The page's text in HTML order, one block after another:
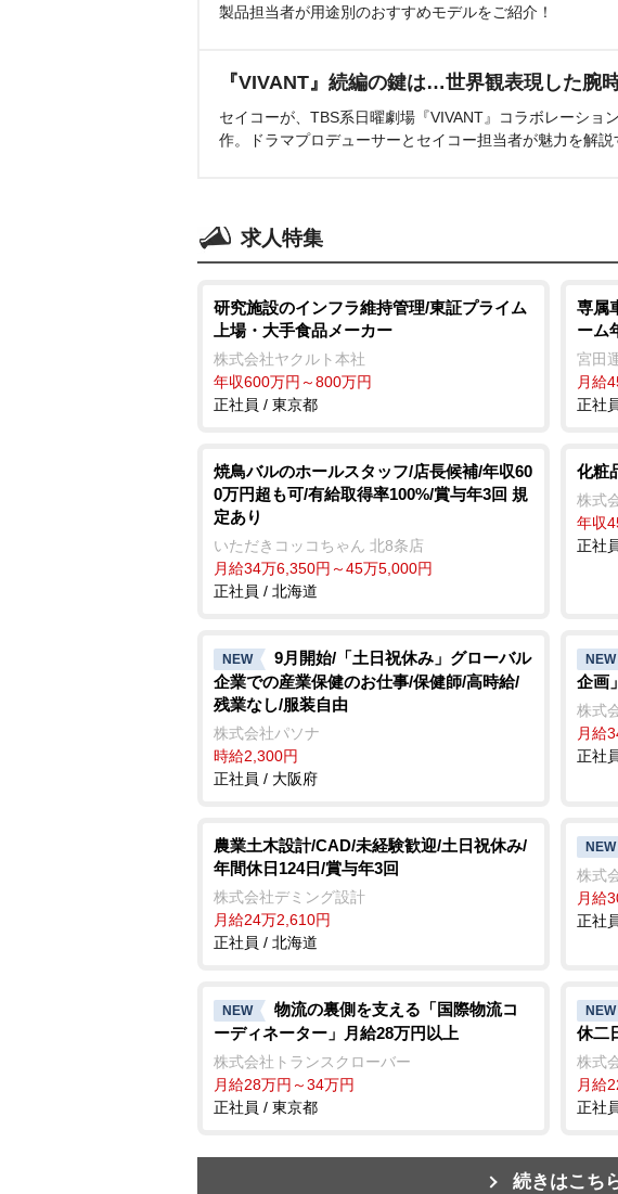
製品担当者が用途別のおすすめモデルをご紹介！
『VIVANT』続編の鍵は…世界観表現した腕
セイコーが、TBS系日曜劇場『VIVANT』コラボレーショ
作。ドラマプロデューサーとセイコー担当者が魅力を解説
求人特集
研究施設のインフラ維持管理/東証プライム
上場・大手食品メーカー
株式会社ヤクルト本社
年収600万円～800万円
正社員 / 東京都
専属
ーム
宮田
月給
正社
焼鳥バルのホールスタッフ/店長候補/年収60
0万円超も可/有給取得率100%/賞与年3回 規
定あり
いただきコッコちゃん 北8条店
月給34万6,350円～45万5,000円
正社員 / 北海道
化粧
株式
年収
正社
NEW
9月開始/「土日祝休み」グローバル
企業での産業保健のお仕事/保健師/高時給/
残業なし/服装自由
株式会社パソナ
時給2,300円
正社員 / 大阪府
NEW
企画」
株式
月給
正社
農業土木設計/CAD/未経験歓迎/土日祝休み/
年間休日124日/賞与年3回
株式会社デミング設計
月給24万2,610円
正社員 / 北海道
NEW
株式
月給
正社
NEW
物流の裏側を支える「国際物流コ
ーディネーター」月給28万円以上
株式会社トランスクローバー
月給28万円～34万円
正社員 / 東京都
NEW
休二
株式
月給
正社
続きはこち